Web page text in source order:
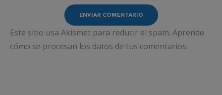
Este sitio usa Akismet para reducir el spam. Aprende
cómo se procesan los datos de tus comentarios.